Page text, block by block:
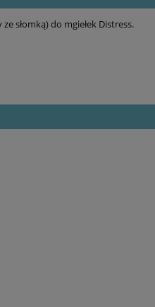
słomką) do mgiełek Distress.